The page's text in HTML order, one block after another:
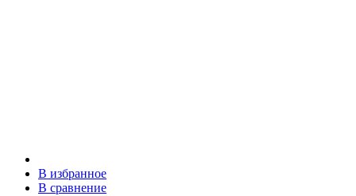
В избранное
В сравнение